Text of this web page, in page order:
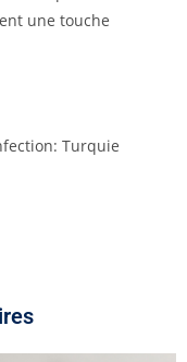
une touche
Turquie